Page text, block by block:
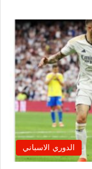
الدوري الاسباني